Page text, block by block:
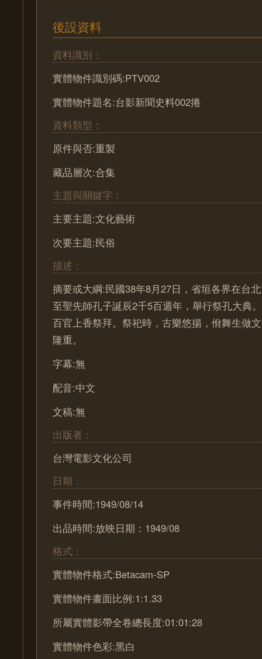
後設資料
資料識別：
實體物件識別碼:PTV002
實體物件題名:台影新聞史料002捲
資料類型：
原件與否:重製
藏品層次:合集
主題與關鍵字：
主要主題:文化藝術
次要主題:民俗
描述：
摘要或大綱:民國38年8月27日，省垣各界在台
至聖先師孔子誕辰2千5百週年，舉行祭孔大典
百官上香祭拜。祭祀時，古樂悠揚，佾舞生做
隆重。
字幕:無
配音:中文
文稿:無
出版者：
台灣電影文化公司
日期：
事件時間:1949/08/14
出品時間:放映日期：1949/08
格式：
實體物件格式:Betacam-SP
實體物件畫面比例:1:1.33
所屬實體影帶全卷總長度:01:01:28
實體物件色彩:黑白